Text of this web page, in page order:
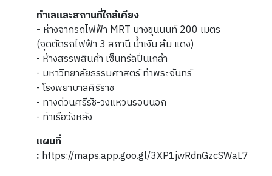
ทำเลและสถานที่ใกล้เคียง
- ห่างจากรถไฟฟ้า MRT บางขุนนนท์ 200 เมตร
(จุดตัดรถไฟฟ้า 3 สถานี น้ำเงิน ส้ม แดง)
- ห้างสรรพสินค้า เซ็นทรัลปิ่นเกล้า
- มหาวิทยาลัยธรรมศาสตร์ ท่าพระจันทร์
- โรงพยาบาลศิริราช
- ทางด่วนศรีรัช-วงแหวนรอบนอก
- ท่าเรือวังหลัง
แผนที่
: https://maps.app.goo.gl/3XP1jwRdnGzcSWaL7